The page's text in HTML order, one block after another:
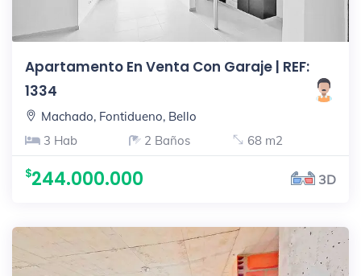
Apartamento En Venta Con Garaje | REF:
1334
Machado, Fontidueno, Bello
3 Hab
2 Baños 68 m2
244.000.000 3D